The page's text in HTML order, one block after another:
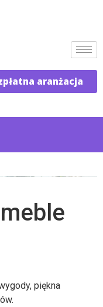
aranżacja
piękna